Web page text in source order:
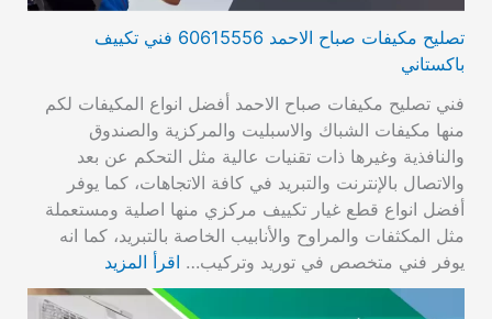
تصليح مكيفات صباح الاحمد 60615556 فني تكييف
باكستاني
فني تصليح مكيفات صباح الاحمد أفضل انواع المكيفات لكم
منها مكيفات الشباك والاسبليت والمركزية والصندوق
والنافذية وغيرها ذات تقنيات عالية مثل التحكم عن بعد
والاتصال بالإنترنت والتبريد في كافة الاتجاهات، كما يوفر
أفضل انواع قطع غيار تكييف مركزي منها اصلية ومستعملة
مثل المكثفات والمراوح والأنابيب الخاصة بالتبريد، كما انه
يوفر فني متخصص في توريد وتركيب… اقرأ المزيد